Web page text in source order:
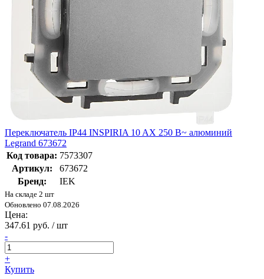
Переключатель IP44 INSPIRIA 10 AX 250 В~ алюминий
Legrand 673672
Код товара: 7573307
Артикул:
673672
Бренд:
IEK
На складе 2 шт
Обновлено 07.08.2026
Цена:
347.61 руб. / шт
-
+
Купить